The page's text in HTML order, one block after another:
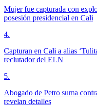
Mujer fue capturada con
posesión presidencial en Cali
4.
Capturan en Cali a alias
reclutador del ELN
5.
Abogado de Petro suma
revelan detalles